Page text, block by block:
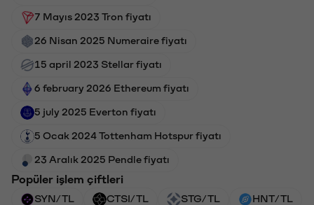
7 Mayıs 2023 Tron fiyatı
26 Nisan 2025 Numeraire fiyatı
15 april 2023 Stellar fiyatı
6 february 2026 Ethereum fiyatı
5 july 2025 Everton fiyatı
5 Ocak 2024 Tottenham Hotspur fiyatı
23 Aralık 2025 Pendle fiyatı
Popüler işlem çiftleri
SYN/TL CTSI/TL STG/TL HNT/TL